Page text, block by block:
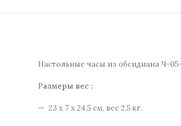
Настольные часы из обсидиана Ч-
Размеры вес :
— 23 х 7 х 24,5 см, вес 2,5 кг.